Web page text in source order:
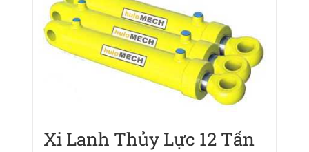
Xi Lanh Thủy Lực 12 Tấn